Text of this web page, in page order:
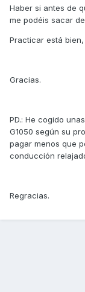
Haber si antes de
me podéis sacar
Practicar está
Gracias.
PD.: He cogido
G1050 según su
pagar menos que
conducción
Regracias.